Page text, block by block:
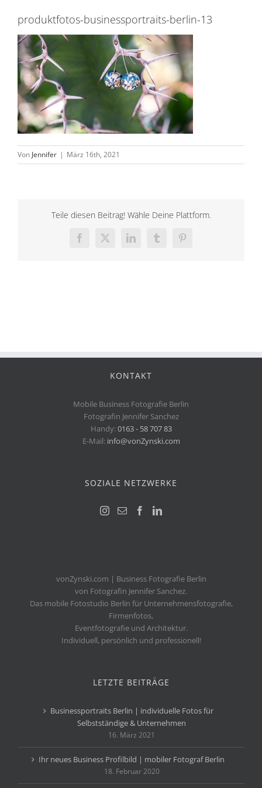
produktfotos-businessportraits-berlin-13
Von Jennifer | März 16th, 2021
Teile diesen Beitrag! Wähle Deine Plattform.
Facebook
X LinkedInTumblrPinterest
KONTAKT
Mobile Business Fotografie Berlin
Fotografin Jennifer Sanchez
Handy:0163 - 58 707 83
E-Mail: info@vonZynski.com
SOZIALE NETZWERKE
vonZynski.com | Business Fotografie Berlin
von Fotografin Jennifer Sanchez.
Das mobile Fotostudio Berlin für Unternehmensfotografie,
Firmenfotos,
Eventfotografie und Architektur.
Individuell, persönlich und professionell!
LETZTE BEITRÄGE
Businessportraits Berlin | individuelle Fotos für
Selbstständige & Unternehmen
16. März 2021
Ihr neues Business Profilbild | mobiler Fotograf Berlin
18. Februar 2020